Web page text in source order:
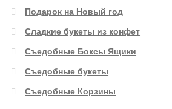
Подарок на Новый год
Сладкие букеты из конфет
Съедобные Боксы Ящики
Съедобные букеты
Съедобные Корзины